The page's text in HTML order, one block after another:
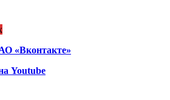
«Вконтакте»
Youtube